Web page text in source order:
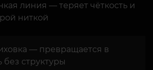
линия — теряет чёткость и
ниткой
— превращается в
без структуры